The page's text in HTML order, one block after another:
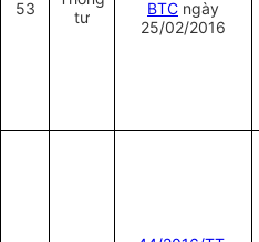
53
tư
BTC ngày
25/02/2016